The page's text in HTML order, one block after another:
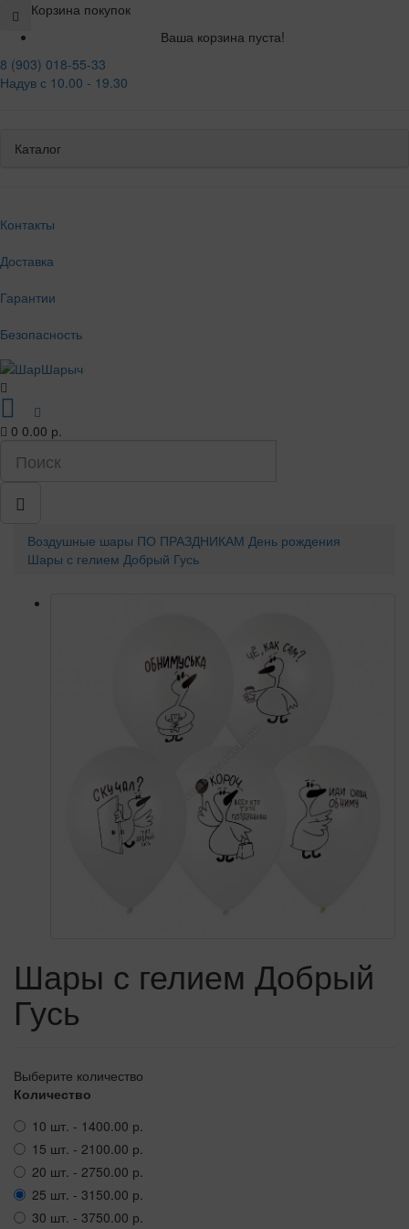
Корзина покупок
Ваша корзина пуста!
8 (903) 018-55-33
Надув с 10.00 - 19.30
Каталог
Контакты
Доставка
Гарантии
Безопасность
0 0.00 р.
Воздушные шары ПО ПРАЗДНИКАМ День рождения
Шары с гелием Добрый Гусь
Шары с гелием Добрый
Гусь
Выберите количество
Количество
10 шт. - 1400.00 р.
15 шт. - 2100.00 р.
20 шт. - 2750.00 р.
25 шт. - 3150.00 р.
30 шт. - 3750.00 р.